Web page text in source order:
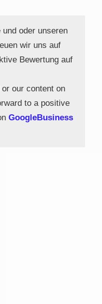
oder unseren
wir uns auf
Bewertung auf
our content on
to a positive
GoogleBusiness